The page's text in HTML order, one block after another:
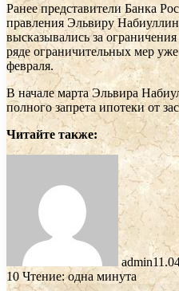
Ранее представители Банка
правления Эльвиру
высказывались за
ряде ограничительных мер
февраля.
В начале марта Эльвира
полного запрета ипотеки от
Читайте также:
admin
10 Чтение: одна минута